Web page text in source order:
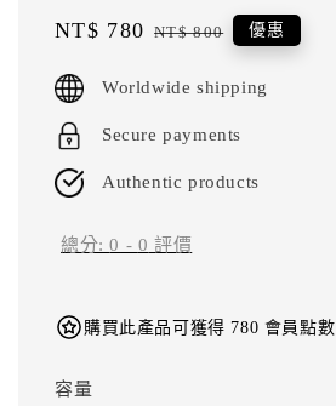
Sale
NT$ 780 Regular
NT$ 800 優惠
Worldwide shipping
Secure payments
Authentic products
總分:0 - 0 評價
購買此產品可獲得 780 會員點數
容量